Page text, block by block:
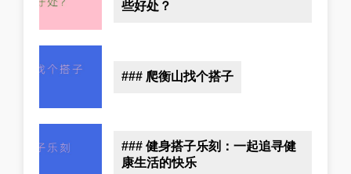
些好处？
### 爬衡山找个搭子
### 健身搭子乐刻：一起追寻健
康生活的快乐